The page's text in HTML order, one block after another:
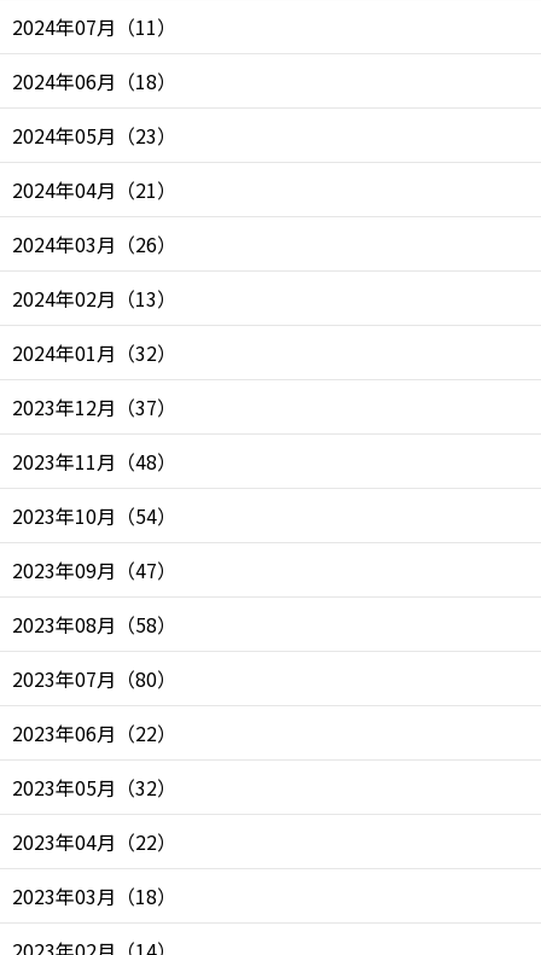
2024年07月 （11）
2024年06月 （18）
2024年05月 （23）
2024年04月 （21）
2024年03月 （26）
2024年02月 （13）
2024年01月 （32）
2023年12月 （37）
2023年11月 （48）
2023年10月 （54）
2023年09月 （47）
2023年08月 （58）
2023年07月 （80）
2023年06月 （22）
2023年05月 （32）
2023年04月 （22）
2023年03月 （18）